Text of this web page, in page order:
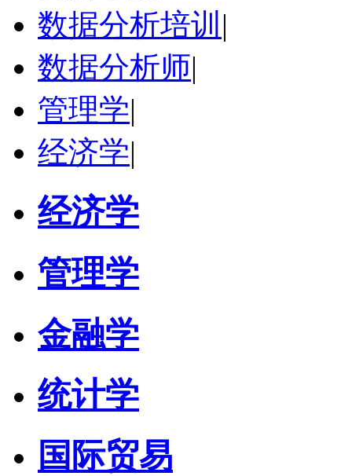
立即咨询
数据分析培训 |
数据分析师|
管理学|
经济学|
经济学
管理学
金融学
统计学
国际贸易